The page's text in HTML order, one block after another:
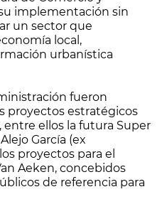
implementación sin
un sector que
local,
urbanística
fueron
proyectos estratégicos
entre ellos la futura Super
García (ex
proyectos para el
Aeken, concebidos
de referencia para